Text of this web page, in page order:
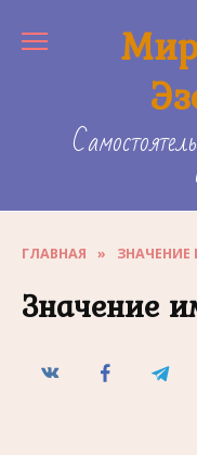
ГЛАВНАЯ » ЗНАЧЕНИЕ
Значение